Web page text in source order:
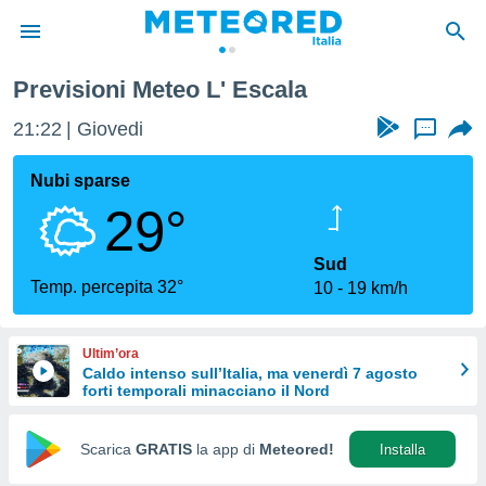
di
per
le
di
Web
Previsioni Meteo L' Escala
21:22 Giovedi ...
Nubi sparse
29°
Temp. percepita 32°
Sud
10
19 km/h
Ultim’ora
Caldo intenso sull’Italia, ma venerdì 7 agosto
forti temporali minacciano il Nord
Scarica GRATIS la app di Meteored! Installa